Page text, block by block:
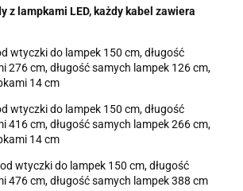
z lampkami LED, każdy kabel zawiera
wtyczki do lampek 150 cm, długość
276 cm, długość samych lampek 126 cm,
14 cm
wtyczki do lampek 150 cm, długość
416 cm, długość samych lampek 266 cm,
14 cm
wtyczki do lampek 150 cm, długość
476 cm, długość samych lampek 388 cm